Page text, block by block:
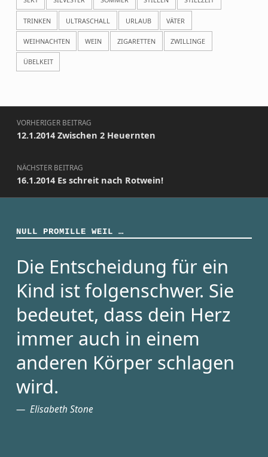
TRINKEN ULTRASCHALL URLAUB VÄTER
WEIHNACHTEN WEIN ZIGARETTEN ZWILLINGE
ÜBELKEIT
Beitragsnavigation
VORHERIGER BEITRAG
12.1.2014 Zwischen 2 Heuernten
NÄCHSTER BEITRAG
16.1.2014 Es schreit nach Rotwein!
NULL PROMILLE WEIL …
Die Entscheidung für ein
Kind ist folgenschwer. Sie
bedeutet, dass dein Herz
immer auch in einem
anderen Körper schlagen
wird.
Elisabeth Stone